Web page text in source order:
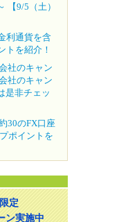
【9/5（土）
利通貨を含
トを紹介！
社のキャン
社のキャン
是非チェッ
30のFX口座
ポイントを
定
ン実施中